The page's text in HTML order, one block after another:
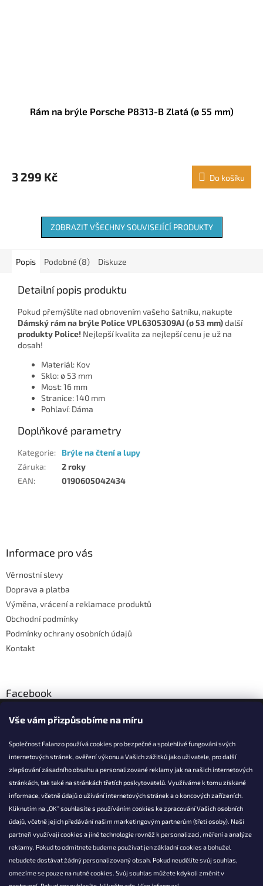
Vše vám přizpůsobíme na míru
Společnost Falanzo používá cookies pro bezpečné a spolehlivé fungování svých
internetových stránek, ověření výkonu a Vašich zážitků jako uživatele, pro další
zlepšování zásadního obsahu a personalizované reklamy jak na našich internetových
stránkách, tak také na stránkách třetích poskytovatelů. Využíváme k tomu získané
informace, včetně údajů o užívání internetových stránek a o koncových zařízeních.
Kliknutím na „OK“ souhlasíte s používáním cookies ke zpracování Vašich osobních
údajů, včetně jejich předávání našim marketingovým partnerům (třetí osoby). Naši
partneři využívají cookies a jiné technologie rovněž k personalizaci, měření a analýze
reklamy. Pokud to odmítnete budeme používat jen základní cookies a bohužel
nebudete dostávat žádný personalizovaný obsah. Pokud neudělíte svůj souhlas,
omezíme se pouze na nutné cookies. Svůj souhlas můžete kdykoli změnit v
Rám na brýle Porsche P8313-B Zlatá (ø 55 mm)
3 299 Kč Do košíku
ZOBRAZIT VŠECHNY SOUVISEJÍCÍ PRODUKTY
Popis Podobné (8) Diskuze
Detailní popis produktu
Pokud přemýšlíte nad obnovením vašeho šatníku, nakupte
Dámský rám na brýle Police VPL6305309AJ (ø 53 mm)další
produkty Police! Nejlepší kvalita za nejlepší cenu je už na
dosah!
Materiál: Kov
Sklo: ø 53 mm
Most: 16 mm
Stranice: 140 mm
Pohlaví: Dáma
Doplňkové parametry
Kategorie:
Brýle na čtení a lupy
Záruka:
2 roky
EAN: 0190605042434
Informace pro vás
Věrnostní slevy
Doprava a platba
Výměna, vrácení a reklamace produktů
Obchodní podmínky
Podmínky ochrany osobních údajů
Kontakt
Facebook
KONTAKT
info@falanzo.cz
Falanzo.cz
FalanzoCZ